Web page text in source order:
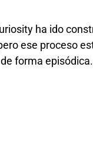
ha ido
ese proceso
forma episódica.